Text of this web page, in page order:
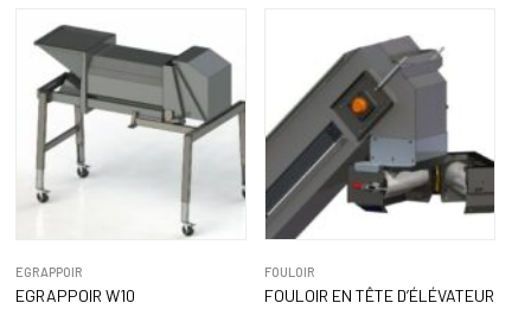
EGRAPPOIR
EGRAPPOIR W10
FOULOIR
FOULOIR EN TÊTE D’ÉLÉVATEUR